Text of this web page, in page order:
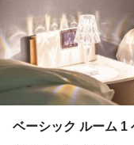
ベーシック ルーム 1